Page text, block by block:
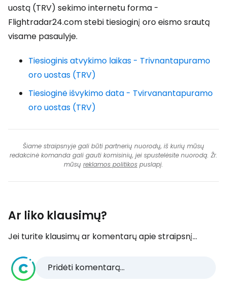
uostą (TRV) sekimo internetu forma -
Flightradar24.com stebi tiesioginį oro eismo srautą
visame pasaulyje.
Tiesioginis atvykimo laikas - Trivnantapuramo
oro uostas (TRV)
Tiesioginė išvykimo data - Tvirvanantapuramo
oro uostas (TRV)
Šiame straipsnyje gali būti partnerių nuorodų, iš kurių mūsų
redakcinė komanda gali gauti komisinių, jei spustelėsite nuorodą. Žr.
mūsų reklamos politikos puslapį.
Ar liko klausimų?
Jei turite klausimų ar komentarų apie straipsnį...
Pridėti komentarą...